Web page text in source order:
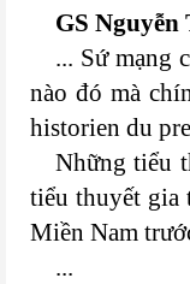
GS
... Sứ mạng
nào đó mà
historien du
Những tiểu
tiểu thuyết gia
Miền Nam
...